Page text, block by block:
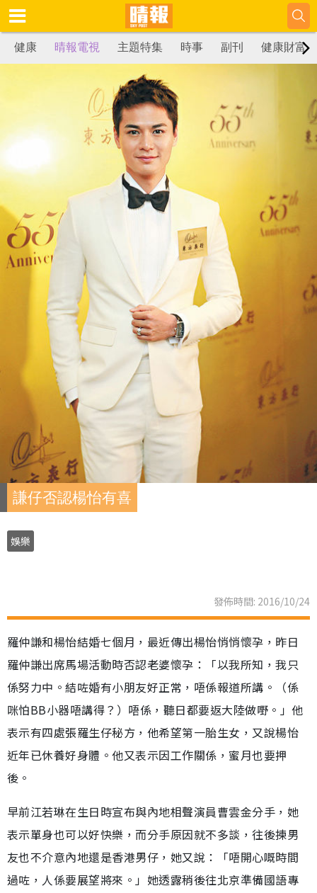
健康 晴報電視 主題特集 時事 副刊 健康財富
謙仔否認楊怡有喜
娛樂
發佈時間: 2016/10/24
羅仲謙和楊怡結婚七個月，最近傳出楊怡悄悄懷孕，昨日
羅仲謙出席馬場活動時否認老婆懷孕：「以我所知，我只
係努力中。結咗婚有小朋友好正常，唔係報道所講。（係
咪怕BB小器唔講得？）唔係，聽日都要返大陸做嘢。」他
表示有四處張羅生仔秘方，他希望第一胎生女，又說楊怡
近年已休養好身體。他又表示因工作關係，蜜月也要押
後。
早前江若琳在生日時宣布與內地相聲演員曹雲金分手，她
表示單身也可以好快樂，而分手原因就不多談，往後揀男
友也不介意內地還是香港男仔，她又說：「唔開心嘅時間
過咗，人係要展望將來。」她透露稍後往北京準備國語專